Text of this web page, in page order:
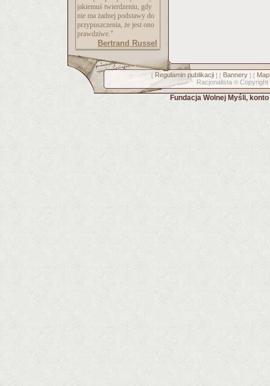
jakiemuś twierdzeniu, gdy
nie ma żadnej podstawy do
przypuszczenia, że jest ono
prawdziwe."
Bertrand Russel
[ Regulamin publikacji] [ Bannery] [
Racjonalista © Copyright
Fundacja Wolnej Myśli,